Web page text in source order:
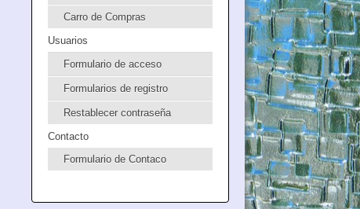
Carro de Compras
Usuarios
Formulario de acceso
Formularios de registro
Restablecer contraseña
Contacto
Formulario de Contaco